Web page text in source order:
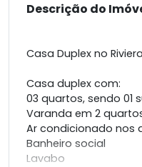
Descrição do
Casa Duplex no
Casa duplex com:
03 quartos, sendo 01
Varanda em 2
Ar condicionado nos
Banheiro social
Lavabo